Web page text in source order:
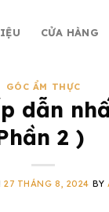
CỬA HÀNG
GÓC ẨM THỰC
dẫn
2 )
27 THÁNG 8, 2024 BY